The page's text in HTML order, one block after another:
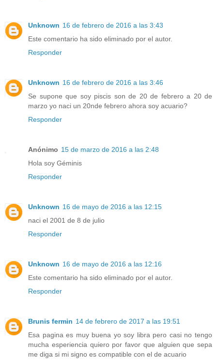
Unknown 16 de febrero de 2016 a las 3:43
Este comentario ha sido eliminado por el autor.
Responder
Unknown 16 de febrero de 2016 a las 3:46
Se supone que soy piscis son de 20 de febrero a 20 de
marzo yo naci un 20nde febrero ahora soy acuario?
Responder
Anónimo 15 de marzo de 2016 a las 2:48
Hola soy Géminis
Responder
Unknown 16 de mayo de 2016 a las 12:15
naci el 2001 de 8 de julio
Responder
Unknown 16 de mayo de 2016 a las 12:16
Este comentario ha sido eliminado por el autor.
Responder
Brunis fermin 14 de febrero de 2017 a las 19:51
Esa pagina es muy buena yo soy libra pero casi no tengo
mucha esperiencia quiero por favor que alguien que sepa
me diga si mi signo es compatible con el de acuario